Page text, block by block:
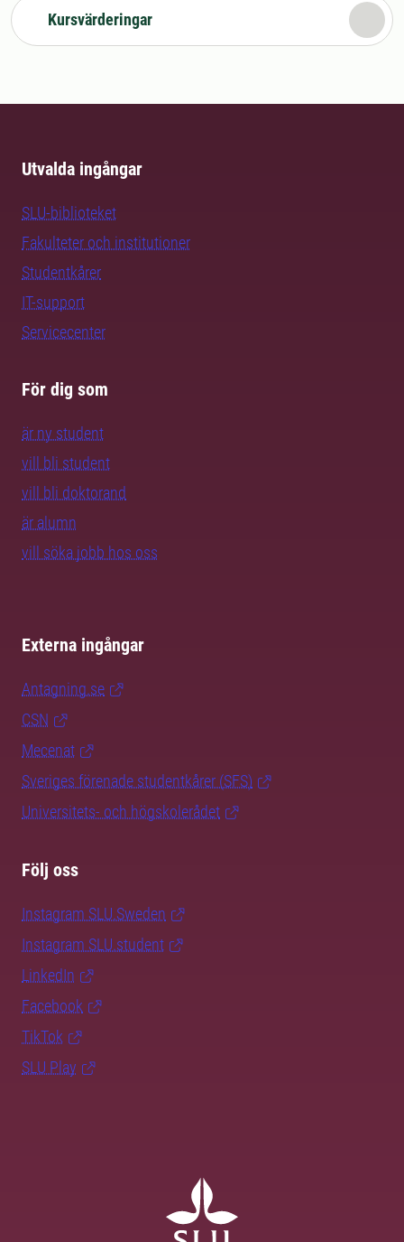
Kursvärderingar
Utvalda ingångar
SLU-biblioteket
Fakulteter och institutioner
Studentkårer
IT-support
Servicecenter
För dig som
är ny student
vill bli student
vill bli doktorand
är alumn
vill söka jobb hos oss
Externa ingångar
Antagning.se
CSN
Mecenat
Sveriges förenade studentkårer (SFS)
Universitets- och högskolerådet
Följ oss
Instagram SLU.Sweden
Instagram SLU.student
LinkedIn
Facebook
TikTok
SLU Play